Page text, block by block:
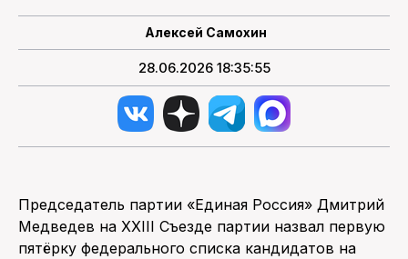
Алексей Самохин
28.06.2026 18:35:55
Председатель партии «Единая Россия» Дмитрий
Медведев на XXIII Съезде партии назвал первую
пятёрку федерального списка кандидатов на